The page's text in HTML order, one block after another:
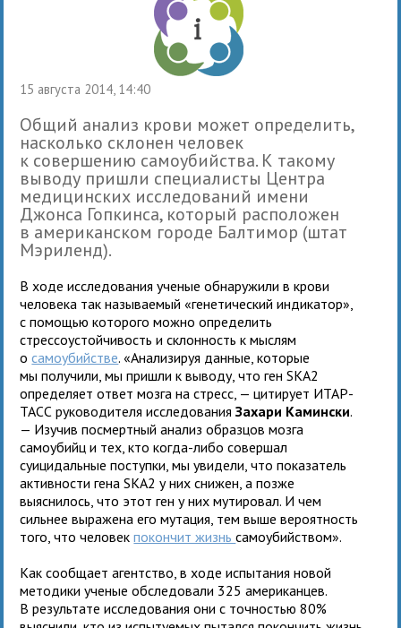
15 августа 2014, 14:40
Общий анализ крови может определить,
насколько склонен человек
к совершению самоубийства. К такому
выводу пришли специалисты Центра
медицинских исследований имени
Джонса Гопкинса, который расположен
в американском городе Балтимор (штат
Мэриленд).
В ходе исследования ученые обнаружили в крови
человека так называемый «генетический индикатор»,
с помощью которого можно определить
стрессоустойчивость и склонность к мыслям
осамоубийстве. «Анализируя данные, которые
мы получили, мы пришли к выводу, что ген SKA2
определяет ответ мозга на стресс, — цитирует ИТАР-
ТАСС руководителя исследованияЗахари Камински.
— Изучив посмертный анализ образцов мозга
самоубийц и тех, кто когда-либо совершал
суицидальные поступки, мы увидели, что показатель
активности гена SKA2 у них снижен, а позже
выяснилось, что этот ген у них мутировал. И чем
сильнее выражена его мутация, тем выше вероятность
того, что человекпокончит жизньсамоубийством».
Как сообщает агентство, в ходе испытания новой
методики ученые обследовали 325 американцев.
В результате исследования они с точностью 80%